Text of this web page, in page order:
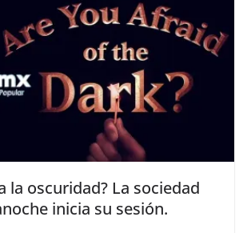
la oscuridad? La sociedad
inicia su sesión.